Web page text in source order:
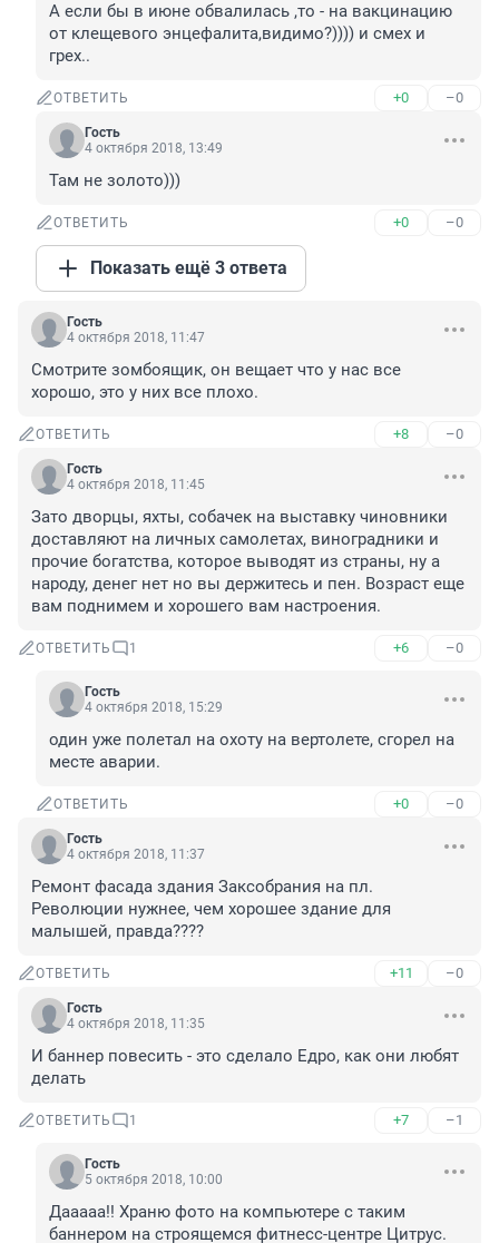
А если бы в июне обвалилась ,то - на вакцинацию
от клещевого энцефалита,видимо?)))) и смех и
грех..
ОТВЕТИТЬ +0 –0
Гость
4 октября 2018, 13:49
Там не золото)))
ОТВЕТИТЬ +0 –0
Показать ещё 3 ответа
Гость
4 октября 2018, 11:47
Смотрите зомбоящик, он вещает что у нас все
хорошо, это у них все плохо.
ОТВЕТИТЬ +8 –0
Гость
4 октября 2018, 11:45
Зато дворцы, яхты, собачек на выставку чиновники
доставляют на личных самолетах, виноградники и
прочие богатства, которое выводят из страны, ну а
народу, денег нет но вы держитесь и пен. Возраст еще
вам поднимем и хорошего вам настроения.
ОТВЕТИТЬ 1 +6 –0
Гость
4 октября 2018, 15:29
один уже полетал на охоту на вертолете, сгорел на
месте аварии.
ОТВЕТИТЬ +0 –0
Гость
4 октября 2018, 11:37
Ремонт фасада здания Заксобрания на пл.
Революции нужнее, чем хорошее здание для
малышей, правда????
ОТВЕТИТЬ +11 –0
Гость
4 октября 2018, 11:35
И баннер повесить - это сделало Едро, как они любят
делать
ОТВЕТИТЬ 1 +7 –1
Гость
5 октября 2018, 10:00
Дааааа!! Храню фото на компьютере с таким
баннером на строящемся фитнесс-центре Цитрус.